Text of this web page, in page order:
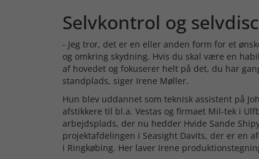
Selvkontrol og
- Jeg tror, det er en eller anden form for et
og omkring skydning. Hvis du skal være en
af hovedet og fokuserer helt på det, du har
standplads, siger Irene Møller.
Hun blev uddannet som teknisk assistent på
afstikkere til bl.a. Vestas og firmaet Mil-tek i
arbejdsplads, der nu hedder Hvide Sande
projektafdelingen i Seasight Davits, der er en
i Ringkøbing. Her laver Irene